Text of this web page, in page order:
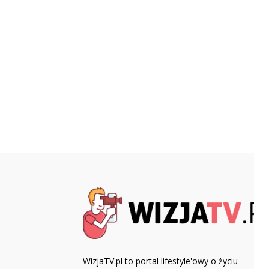
WizjaTV.pl to portal lifestyle'owy o życiu